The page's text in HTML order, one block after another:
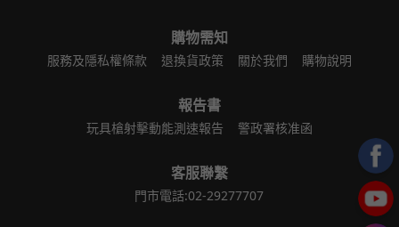
購物需知
服務及隱私權條款 退換貨政策 關於我們 購物說明
報告書
玩具槍射擊動能測速報告 警政署核准函
客服聯繫
門市電話:02-29277707